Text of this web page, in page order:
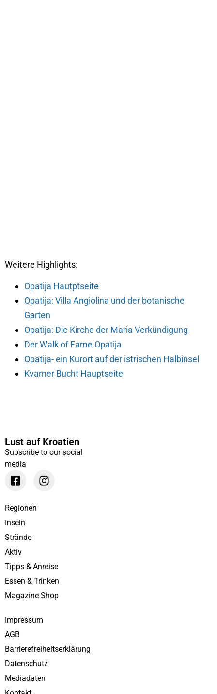
Weitere Highlights:
Opatija Hautptseite
Opatija: Villa Angiolina und der botanische
Garten
Opatija: Die Kirche der Maria Verkündigung
Der Walk of Fame Opatija
Opatija- ein Kurort auf der istrischen Halbinsel
Kvarner Bucht Hauptseite
Lust auf Kroatien
Subscribe to our social
media
Regionen
Inseln
Strände
Aktiv
Tipps & Anreise
Essen & Trinken
Magazine Shop
Impressum
AGB
Barrierefreiheitserklärung
Datenschutz
Mediadaten